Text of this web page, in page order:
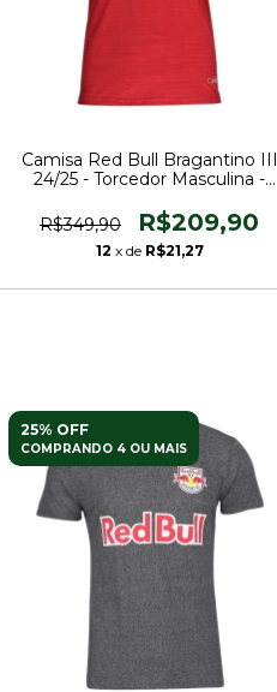
Camisa Red Bull Bragantino III
24/25 - Torcedor Masculina -
R$349,90
R$209,90
12 x de R$21,27
25% OFF
COMPRANDO 4 OU MAIS